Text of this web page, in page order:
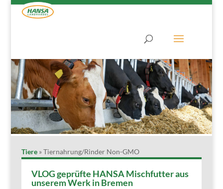
Tiere»Tiernahrung/Rinder Non-GMO
VLOG geprüfte HANSA Mischfutter aus
unserem Werk in Bremen